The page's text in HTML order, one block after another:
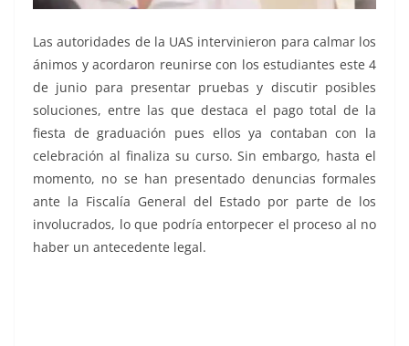
Las autoridades de la UAS intervinieron para calmar los
ánimos y acordaron reunirse con los estudiantes este 4
de junio para presentar pruebas y discutir posibles
soluciones, entre las que destaca el pago total de la
fiesta de graduación pues ellos ya contaban con la
celebración al finaliza su curso. Sin embargo, hasta el
momento, no se han presentado denuncias formales
ante la Fiscalía General del Estado por parte de los
involucrados, lo que podría entorpecer el proceso al no
haber un antecedente legal.